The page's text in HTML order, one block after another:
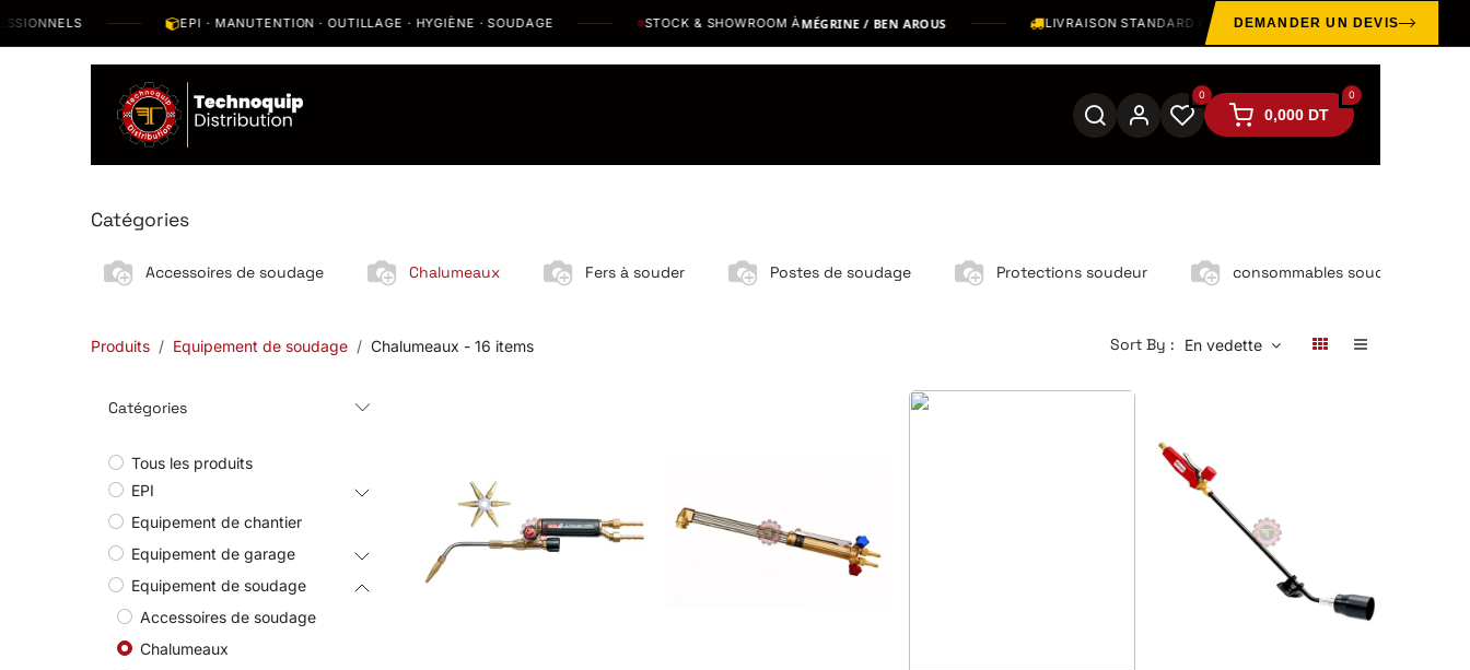
EPI · MANUTENTION · OUTILLAGE · HYGIÈNE · SOUDAGE STOCK & SHOWROOM ÀMÉGRINE / BEN AROUS LIVRAISON STANDARD OFFERTE SUR LE GRAND TUNIS DÈS300 TND
DEMANDER UN DEVIS
0 0
0,000DT
Catégories
Accessoires de soudage Chalumeaux Fers à souder Postes de soudage Protections soudeur consommables soudage
Produits Equipement de soudage Chalumeaux - 16 items Sort By : En vedette
Catégories
Tous les produits
EPI
Equipement de chantier
Equipement de garage
Equipement de soudage
Accessoires de soudage
Chalumeaux